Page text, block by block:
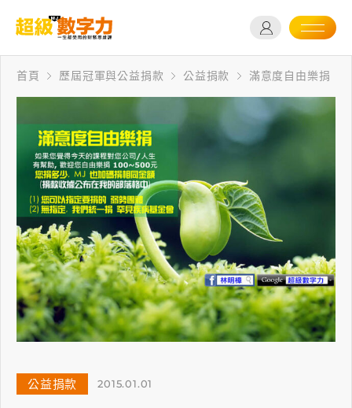
首頁 歷屆冠軍與公益捐款 公益捐款 滿意度自由樂捐
公益捐款 2015.01.01